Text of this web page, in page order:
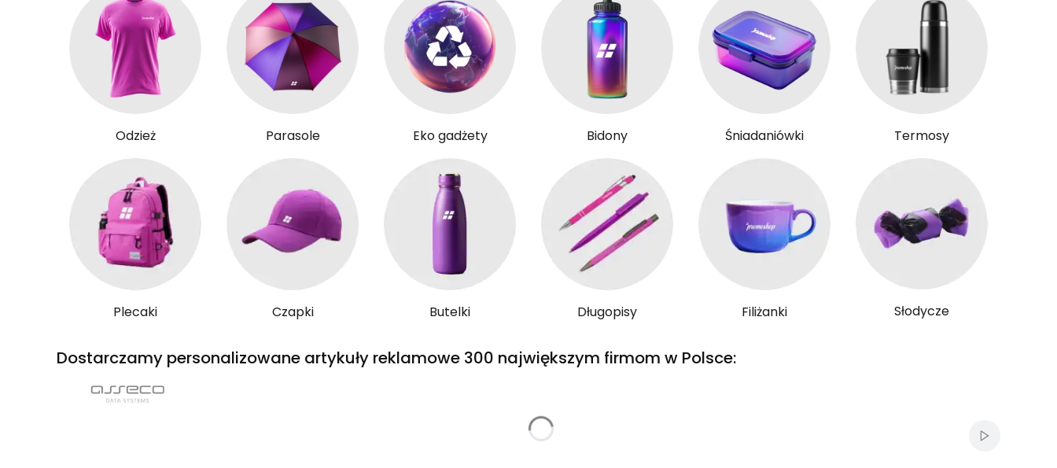
Odzież Parasole Eko gadżety Bidony Śniadaniówki Termosy
Plecaki Czapki Butelki Długopisy Filiżanki Słodycze
Dostarczamy personalizowane artykuły reklamowe 300 największym firmom w Polsce:
Włącz